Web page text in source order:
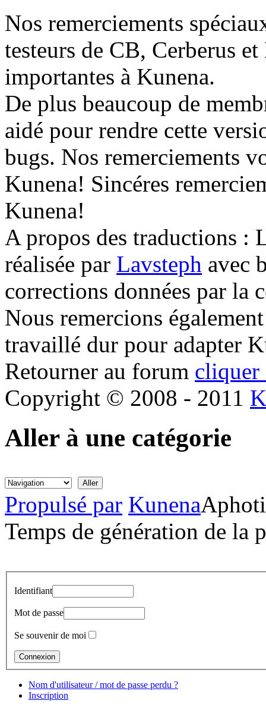
Nos remerciements
testeurs de CB, Cerberus
importantes à Kunena.
De plus beaucoup de
aidé pour rendre cette
bugs. Nos remerciements
Kunena! Sincéres
Kunena!
A propos des traductions :
réalisée par Lavsteph avec
corrections données par la
Nous remercions
travaillé dur pour adapter
Retourner au forum
Copyright © 2008 - 2011
Aller à une catégorie
Propulsé par Kunena
Temps de génération de la
Identifiant
Mot de passe
Se souvenir de moi
Nom d'utilisateur / mot de passe perdu ?
Inscription